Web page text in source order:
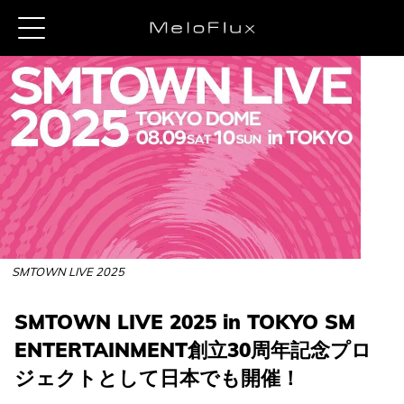
SMTOWN LIVE 2025
SMTOWN LIVE 2025 in TOKYO SM
ENTERTAINMENT創立30周年記念プロ
ジェクトとして日本でも開催！